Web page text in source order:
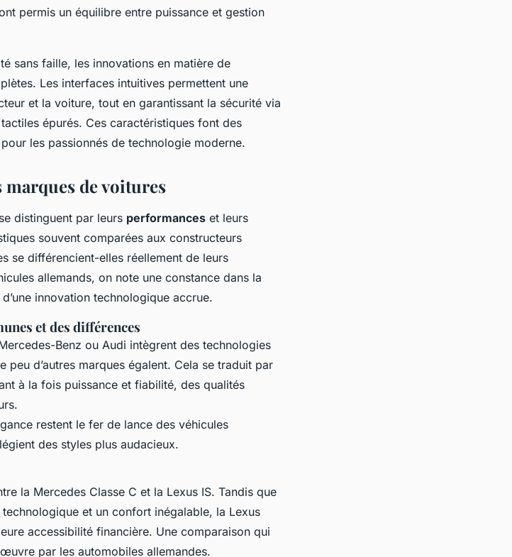
permis un équilibre entre puissance et gestion
sans faille, les innovations en matière de
Les interfaces intuitives permettent une
et la voiture, tout en garantissant la sécurité via
épurés. Ces caractéristiques font des
les passionnés de technologie moderne.
marques de voitures
se distinguent par leurs performances et leurs
souvent comparées aux constructeurs
se différencient-elles réellement de leurs
allemands, on note une constance dans la
innovation technologique accrue.
et des différences
Benz ou Audi intègrent des technologies
d’autres marques égalent. Cela se traduit par
à la fois puissance et fiabilité, des qualités
restent le fer de lance des véhicules
des styles plus audacieux.
la Mercedes Classe C et la Lexus IS. Tandis que
et un confort inégalable, la Lexus
accessibilité financière. Une comparaison qui
par les automobiles allemandes.